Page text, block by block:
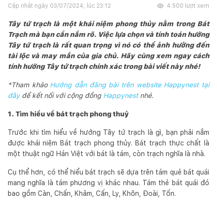
Cập nhật ngày 03/07/2024, lúc 23:12 4.500 lượt xem
Tây tứ trạch là một khái niệm phong thủy nằm trong Bát
Trạch mà bạn cần nắm rõ. Việc lựa chọn và tính toán hướng
Tây tứ trạch là rất quan trọng vì nó có thể ảnh hưởng đến
tài lộc và may mắn của gia chủ. Hãy cùng xem ngay cách
tính hướng Tây tứ trạch chính xác trong bài viết này nhé!
*Tham khảo Hướng dẫn đăng bài trên website Happynest tại
đâyđể kết nối với cộng đồng Happynest nhé.
1. Tìm hiểu về bát trạch phong thuỷ
Trước khi tìm hiểu về hướng Tây tứ trạch là gì, bạn phải nắm
được khái niệm Bát trạch phong thủy. Bát trạch thực chất là
một thuật ngữ Hán Việt với bát là tám, còn trạch nghĩa là nhà.
Cụ thể hơn, có thể hiểu bát trạch sẽ dựa trên tám quẻ bát quái
mang nghĩa là tám phương vị khác nhau. Tám thẻ bát quái đó
bao gồm Càn, Chấn, Khảm, Cấn, Ly, Khôn, Đoài, Tốn.